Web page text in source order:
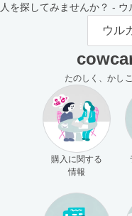
人を探してみませんか？ - ウ
ウル
たのしく、かし
購入に関する
情報